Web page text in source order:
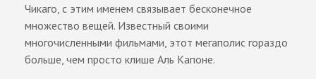
Чикаго, с этим именем связывает бесконечное
множество вещей. Известный своими
многочисленными фильмами, этот мегаполис гораздо
больше, чем просто клише Аль Капоне.